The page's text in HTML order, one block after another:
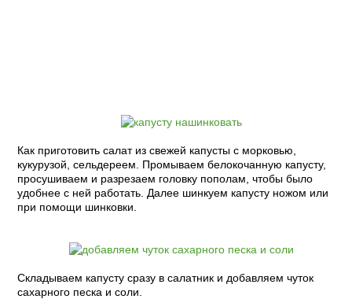
Как приготовить салат из свежей капусты с морковью,
кукурузой, сельдереем. Промываем белокочанную капусту,
просушиваем и разрезаем головку пополам, чтобы было
удобнее с ней работать. Далее шинкуем капусту ножом или
при помощи шинковки.
Складываем капусту сразу в салатник и добавляем чуток
сахарного песка и соли.